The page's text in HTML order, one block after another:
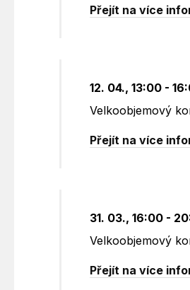
Přejít na více
12. 04., 13:00 -
Velkoobjemový
Přejít na více
31. 03., 16:00 -
Velkoobjemový
Přejít na více